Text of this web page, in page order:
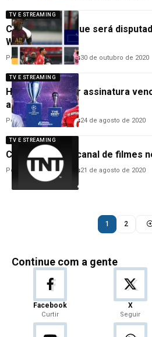
TV E STREAMING
Champions League será
Warner
PorAnderson Guimarães30 de outubro de 2020
TV E STREAMING
Histórico: TV por assinatura
audiência
PorAnderson Guimarães24 de agosto de 2020
TV E STREAMING
Claro net libera canal de filmes
Por Anderson Guimarães21 de agosto de 2020
1 2
Continue com a gente
Facebook
Curtir
X
Seguir